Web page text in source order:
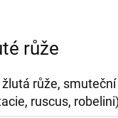
růže
žlutá růže,
ruscus, robelini)